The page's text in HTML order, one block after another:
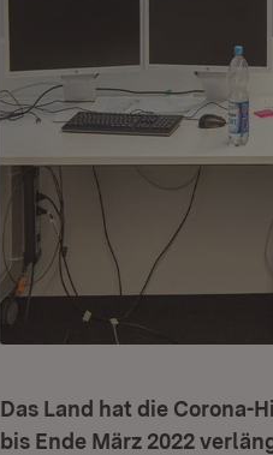
Das Land hat die Corona-
bis Ende März 2022